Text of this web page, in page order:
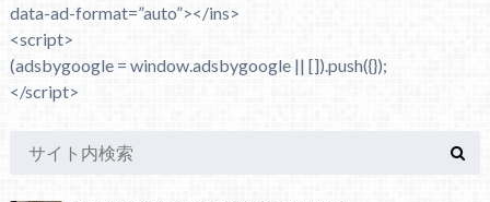
data-ad-format=”auto”></ins>
<script>
(adsbygoogle = window.adsbygoogle || []).push({});
</script>